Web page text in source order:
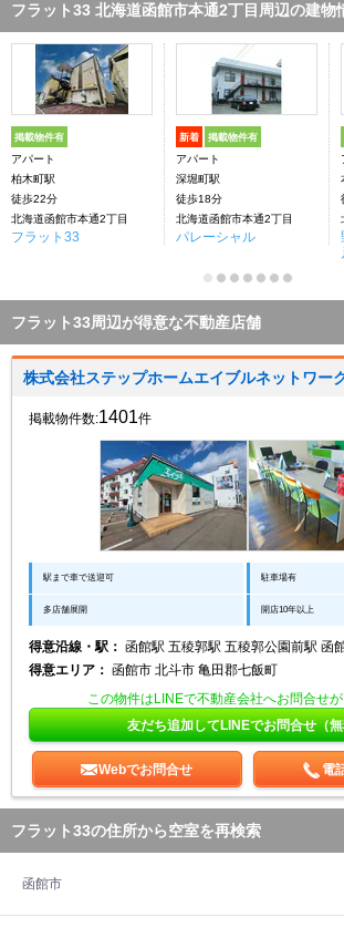
フラット33 北海道函館市本通2丁目周辺の建物
掲載物件有
アパート
柏木町駅
徒歩22分
北海道函館市本通2丁目
フラット33
新着 掲載物件有
アパート
深堀町駅
徒歩18分
北海道函館市本通2丁目
パレーシャル
フラット33周辺が得意な不動産店舗
株式会社ステップホームエイブルネットワー
掲載物件数:1401件
駅まで車で送迎可 駐車場有
多店舗展開 開店10年以上
得意沿線・駅： 函館駅 五稜郭駅 五稜郭公園前駅 函
得意エリア： 函館市 北斗市 亀田郡七飯町
この物件はLINEで不動産会社へお問合せが
友だち追加してLINEでお問合せ（
Webでお問合せ 電
フラット33の住所から空室を再検索
函館市